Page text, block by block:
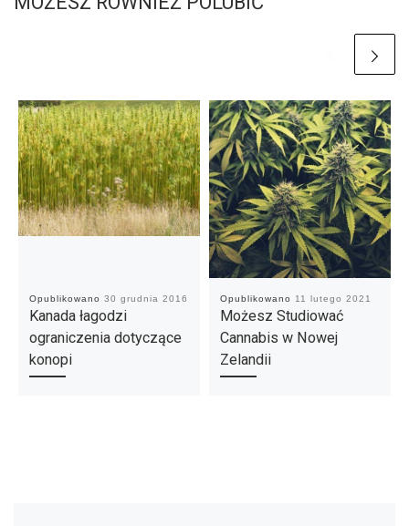
Opublikowano 30 grudnia 2016
Kanada łagodzi
ograniczenia dotyczące
konopi
Opublikowano 11 lutego 2021
Możesz Studiować
Cannabis w Nowej
Zelandii